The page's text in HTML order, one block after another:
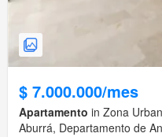
$ 7.000.000/mes
Apartamento in Zona
Aburrá, Departamento de